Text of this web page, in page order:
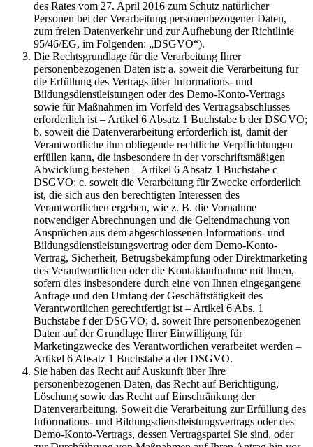
des Rates vom 27. April 2016 zum Schutz natürlicher
Personen bei der Verarbeitung personenbezogener Daten,
zum freien Datenverkehr und zur Aufhebung der Richtlinie
95/46/EG, im Folgenden: „DSGVO“).
Die Rechtsgrundlage für die Verarbeitung Ihrer
personenbezogenen Daten ist: a. soweit die Verarbeitung für
die Erfüllung des Vertrags über Informations- und
Bildungsdienstleistungen oder des Demo-Konto-Vertrags
sowie für Maßnahmen im Vorfeld des Vertragsabschlusses
erforderlich ist – Artikel 6 Absatz 1 Buchstabe b der DSGVO;
b. soweit die Datenverarbeitung erforderlich ist, damit der
Verantwortliche ihm obliegende rechtliche Verpflichtungen
erfüllen kann, die insbesondere in der vorschriftsmäßigen
Abwicklung bestehen – Artikel 6 Absatz 1 Buchstabe c
DSGVO; c. soweit die Verarbeitung für Zwecke erforderlich
ist, die sich aus den berechtigten Interessen des
Verantwortlichen ergeben, wie z. B. die Vornahme
notwendiger Abrechnungen und die Geltendmachung von
Ansprüchen aus dem abgeschlossenen Informations- und
Bildungsdienstleistungsvertrag oder dem Demo-Konto-
Vertrag, Sicherheit, Betrugsbekämpfung oder Direktmarketing
des Verantwortlichen oder die Kontaktaufnahme mit Ihnen,
sofern dies insbesondere durch eine von Ihnen eingegangene
Anfrage und den Umfang der Geschäftstätigkeit des
Verantwortlichen gerechtfertigt ist – Artikel 6 Abs. 1
Buchstabe f der DSGVO; d. soweit Ihre personenbezogenen
Daten auf der Grundlage Ihrer Einwilligung für
Marketingzwecke des Verantwortlichen verarbeitet werden –
Artikel 6 Absatz 1 Buchstabe a der DSGVO.
Sie haben das Recht auf Auskunft über Ihre
personenbezogenen Daten, das Recht auf Berichtigung,
Löschung sowie das Recht auf Einschränkung der
Datenverarbeitung. Soweit die Verarbeitung zur Erfüllung des
Informations- und Bildungsdienstleistungsvertrags oder des
Demo-Konto-Vertrags, dessen Vertragspartei Sie sind, oder